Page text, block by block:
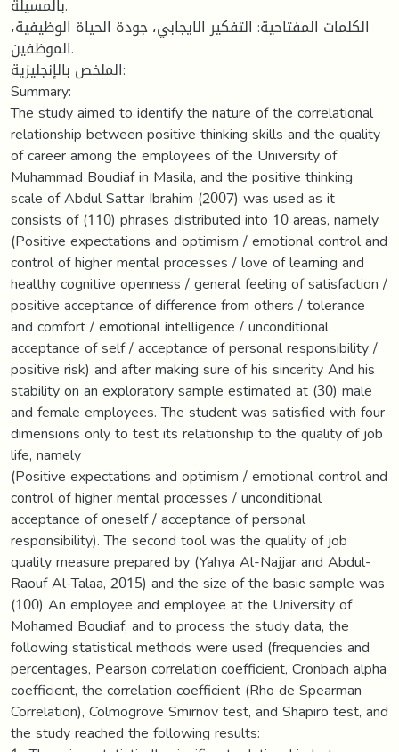
بالمسيلة.
الكلمات المفتاحية: التفكير الايجابي، جودة الحياة الوظيفية،
الموظفين.
الملخص بالإنجليزية:
Summary:
The study aimed to identify the nature of the correlational
relationship between positive thinking skills and the quality
of career among the employees of the University of
Muhammad Boudiaf in Masila, and the positive thinking
scale of Abdul Sattar Ibrahim (2007) was used as it
consists of (110) phrases distributed into 10 areas, namely
(Positive expectations and optimism / emotional control and
control of higher mental processes / love of learning and
healthy cognitive openness / general feeling of satisfaction /
positive acceptance of difference from others / tolerance
and comfort / emotional intelligence / unconditional
acceptance of self / acceptance of personal responsibility /
positive risk) and after making sure of his sincerity And his
stability on an exploratory sample estimated at (30) male
and female employees. The student was satisfied with four
dimensions only to test its relationship to the quality of job
life, namely
(Positive expectations and optimism / emotional control and
control of higher mental processes / unconditional
acceptance of oneself / acceptance of personal
responsibility). The second tool was the quality of job
quality measure prepared by (Yahya Al-Najjar and Abdul-
Raouf Al-Talaa, 2015) and the size of the basic sample was
(100) An employee and employee at the University of
Mohamed Boudiaf, and to process the study data, the
following statistical methods were used (frequencies and
percentages, Pearson correlation coefficient, Cronbach alpha
coefficient, the correlation coefficient (Rho de Spearman
Correlation), Colmogrove Smirnov test, and Shapiro test, and
the study reached the following results: